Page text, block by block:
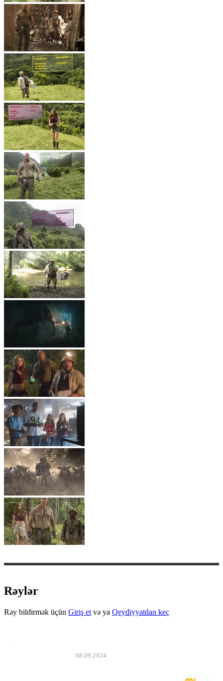
Rəylər
Rəy bildirmək üçün Giriş et və ya Qeydiyyatdan keç
08.09.2024